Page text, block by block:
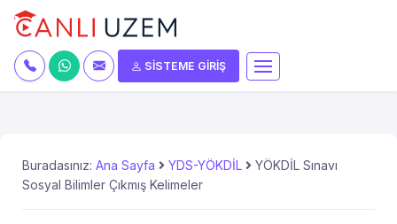
SİSTEME GİRİŞ
Buradasınız: Ana Sayfa YDS-YÖKDİL
YÖKDİL Sınavı
Sosyal Bilimler Çıkmış Kelimeler